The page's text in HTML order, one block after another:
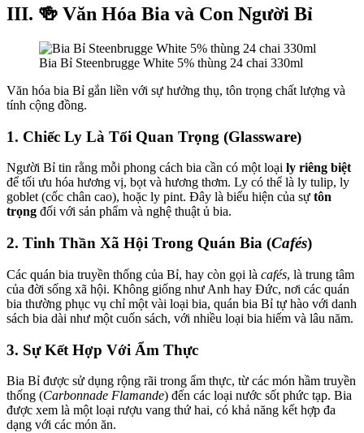
III. 🍻 Văn Hóa Bia và Con Người Bỉ
Bia Bỉ Steenbrugge White 5% thùng 24 chai 330ml
Văn hóa bia Bỉ gắn liền với sự hưởng thụ, tôn trọng chất lượng và
tính cộng đồng.
1. Chiếc Ly Là Tối Quan Trọng (Glassware)
Người Bỉ tin rằng mỗi phong cách bia cần có một loại ly riêng biệt
để tối ưu hóa hương vị, bọt và hương thơm. Ly có thể là ly tulip, ly
goblet (cốc chân cao), hoặc ly pint. Đây là biểu hiện của sự tôn
trọng đối với sản phẩm và nghệ thuật ủ bia.
2. Tinh Thần Xã Hội Trong Quán Bia (Cafés)
Các quán bia truyền thống của Bỉ, hay còn gọi là cafés, là trung tâm
của đời sống xã hội. Không giống như Anh hay Đức, nơi các quán
bia thường phục vụ chỉ một vài loại bia, quán bia Bỉ tự hào với danh
sách bia dài như một cuốn sách, với nhiều loại bia hiếm và lâu năm.
3. Sự Kết Hợp Với Ẩm Thực
Bia Bỉ được sử dụng rộng rãi trong ẩm thực, từ các món hầm truyền
thống (Carbonnade Flamande) đến các loại nước sốt phức tạp. Bia
được xem là một loại rượu vang thứ hai, có khả năng kết hợp đa
dạng với các món ăn.